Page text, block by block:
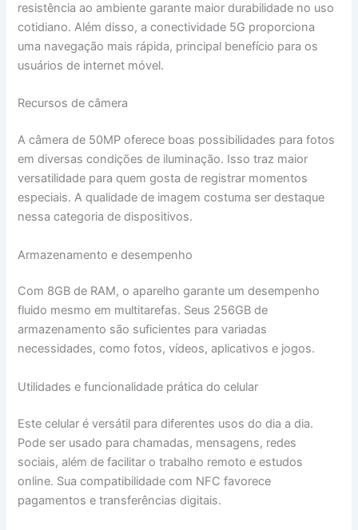
resistência ao ambiente garante maior durabilidade no uso
cotidiano. Além disso, a conectividade 5G proporciona
uma navegação mais rápida, principal benefício para os
usuários de internet móvel.
Recursos de câmera
A câmera de 50MP oferece boas possibilidades para fotos
em diversas condições de iluminação. Isso traz maior
versatilidade para quem gosta de registrar momentos
especiais. A qualidade de imagem costuma ser destaque
nessa categoria de dispositivos.
Armazenamento e desempenho
Com 8GB de RAM, o aparelho garante um desempenho
fluido mesmo em multitarefas. Seus 256GB de
armazenamento são suficientes para variadas
necessidades, como fotos, vídeos, aplicativos e jogos.
Utilidades e funcionalidade prática do celular
Este celular é versátil para diferentes usos do dia a dia.
Pode ser usado para chamadas, mensagens, redes
sociais, além de facilitar o trabalho remoto e estudos
online. Sua compatibilidade com NFC favorece
pagamentos e transferências digitais.